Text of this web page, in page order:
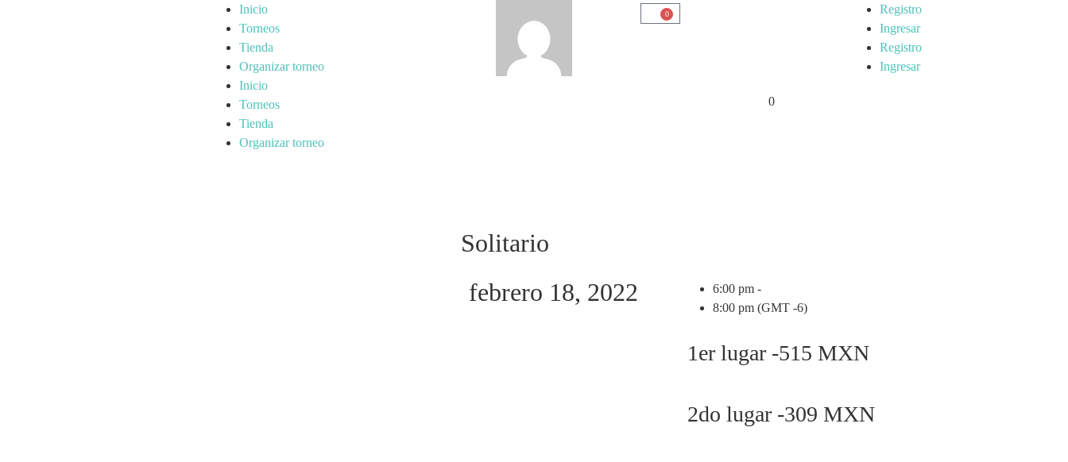
Inicio
Torneos
Tienda
Organizar torneo
Inicio
Torneos
Tienda
Organizar torneo
0
0
Registro
Ingresar
Registro
Ingresar
Solitario
febrero 18, 2022
6:00 pm -
8:00 pm (GMT -6)
1er lugar -515 MXN
2do lugar -309 MXN